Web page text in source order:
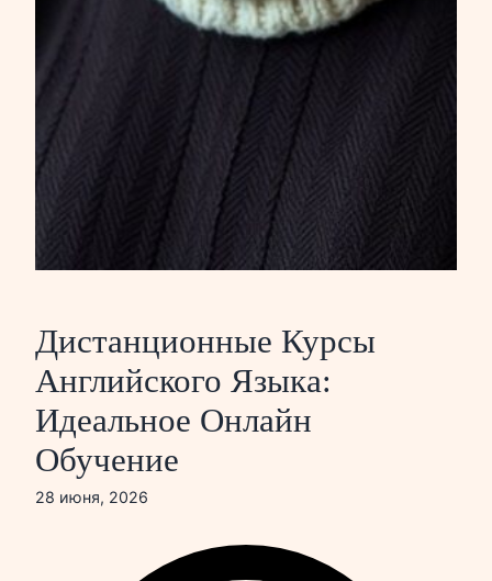
Дистанционные Курсы
Английского Языка:
Идеальное Онлайн
Обучение
28 июня, 2026